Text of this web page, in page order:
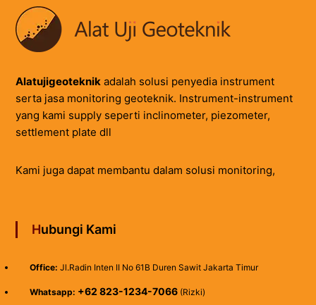
Alatujigeoteknikadalah solusi penyedia instrument
serta jasa monitoring geoteknik. Instrument-instrument
yang kami supply seperti inclinometer, piezometer,
settlement plate dll
Kami juga dapat membantu dalam solusi monitoring,
Hubungi Kami
Office: Jl.Radin Inten II No 61B Duren Sawit Jakarta Timur
Whatsapp: +62 823-1234-7066(Rizki)